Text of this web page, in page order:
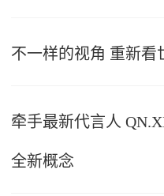
不一样的视角 重新看
牵手最新代言人
全新概念